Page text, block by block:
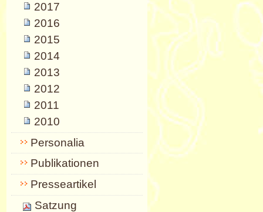
2017
2016
2015
2014
2013
2012
2011
2010
Personalia
Publikationen
Presseartikel
Satzung